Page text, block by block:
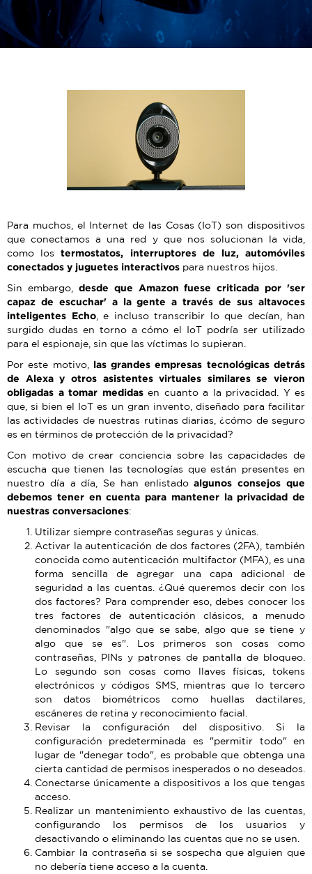
Para muchos, el Internet de las Cosas (IoT) son dispositivos
que conectamos a una red y que nos solucionan la vida,
como lostermostatos, interruptores de luz, automóviles
conectados y juguetes interactivos para nuestros hijos.
Sin embargo, desde que Amazon fuese criticada por 'ser
capaz de escuchar' a la gente a través de sus altavoces
inteligentes Echo, e incluso transcribir lo que decían, han
surgido dudas en torno a cómo el IoT podría ser utilizado
para el espionaje, sin que las víctimas lo supieran.
Por este motivo,
las grandes empresas tecnológicas detrás
de Alexa y otros asistentes virtuales similares se vieron
obligadas a tomar medidasen cuanto a la privacidad. Y es
que, si bien el IoT es un gran invento, diseñado para facilitar
las actividades de nuestras rutinas diarias, ¿cómo de seguro
es en términos de protección de la privacidad?
Con motivo de crear conciencia sobre las capacidades de
escucha que tienen las tecnologías que están presentes en
nuestro día a día, Se han enlistadoalgunos consejos que
debemos tener en cuenta para mantener la privacidad de
nuestras conversaciones:
Utilizar siempre contraseñas seguras y únicas.
Activar la autenticación de dos factores (2FA), también
conocida como autenticación multifactor (MFA), es una
forma sencilla de agregar una capa adicional de
seguridad a las cuentas. ¿Qué queremos decir con los
dos factores? Para comprender eso, debes conocer los
tres factores de autenticación clásicos, a menudo
denominados "algo que se sabe, algo que se tiene y
algo que se es". Los primeros son cosas como
contraseñas, PINs y patrones de pantalla de bloqueo.
Lo segundo son cosas como llaves físicas, tokens
electrónicos y códigos SMS, mientras que lo tercero
son datos biométricos como huellas dactilares,
escáneres de retina y reconocimiento facial.
Revisar la configuración del dispositivo. Si la
configuración predeterminada es "permitir todo" en
lugar de "denegar todo", es probable que obtenga una
cierta cantidad de permisos inesperados o no deseados.
Conectarse únicamente a dispositivos a los que tengas
acceso.
Realizar un mantenimiento exhaustivo de las cuentas,
configurando los permisos de los usuarios y
desactivando o eliminando las cuentas que no se usen.
Cambiar la contraseña si se sospecha que alguien que
no debería tiene acceso a la cuenta.